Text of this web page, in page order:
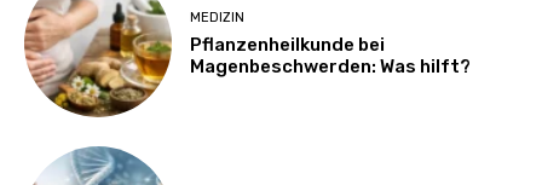
MEDIZIN
Pflanzenheilkunde bei
Magenbeschwerden: Was hilft?